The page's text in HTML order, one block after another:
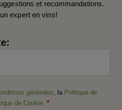
et recommandations.
expert en vins!
générales , la Politique de
de Cookie